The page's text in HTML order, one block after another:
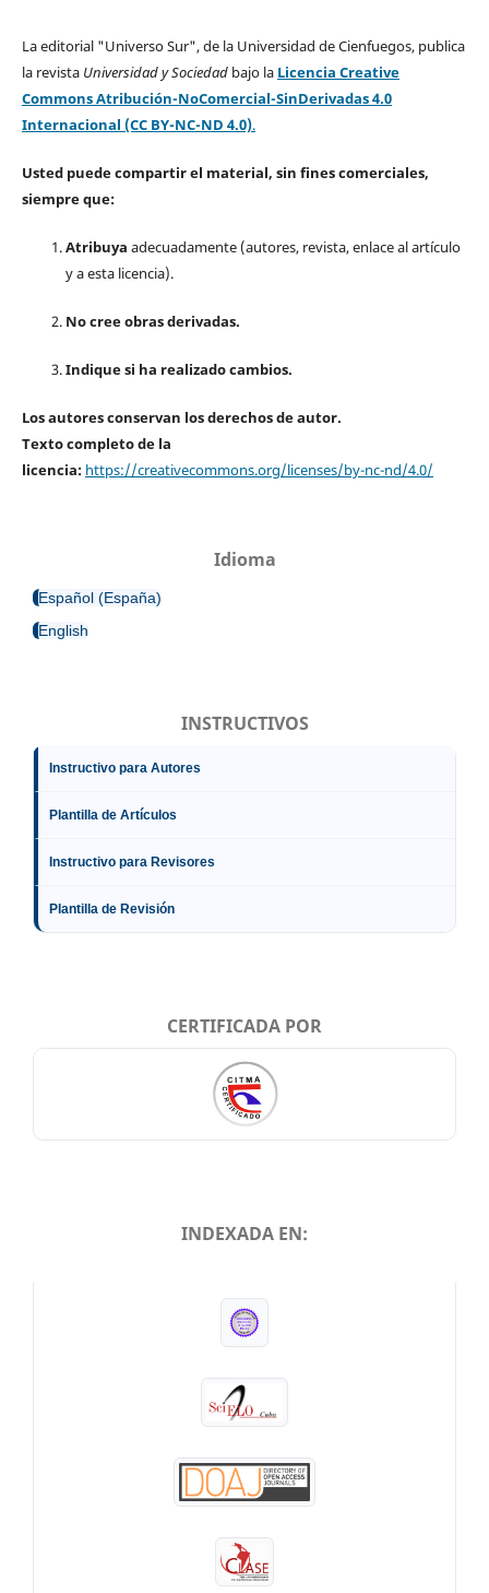
La editorial "Universo Sur", de la Universidad de Cienfuegos, publica
la revista Universidad y Sociedad bajo la Licencia Creative
Commons Atribución-NoComercial-SinDerivadas 4.0
Internacional (CC BY-NC-ND 4.0).
Usted puede compartir el material, sin fines comerciales,
siempre que:
Atribuya adecuadamente (autores, revista, enlace al artículo
y a esta licencia).
No cree obras derivadas.
Indique si ha realizado cambios.
Los autores conservan los derechos de autor.
Texto completo de la
licencia: https://creativecommons.org/licenses/by-nc-nd/4.0/
Idioma
Español (España)
English
INSTRUCTIVOS
Instructivo para Autores
Plantilla de Artículos
Instructivo para Revisores
Plantilla de Revisión
CERTIFICADA POR
INDEXADA EN: